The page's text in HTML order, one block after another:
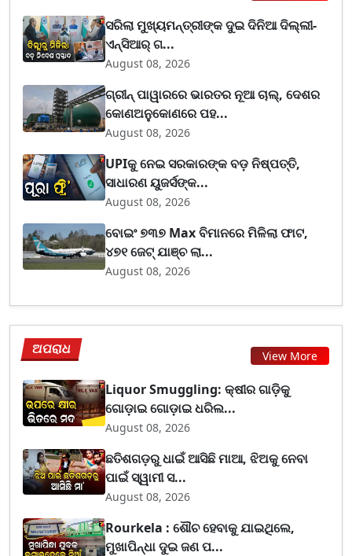
ସରିଲା ମୁଖ୍ୟମନ୍ତ୍ରୀଙ୍କ ଦୁଇ ଦିନିଆ ଦିଲ୍ଲୀ-
ଏନ୍‌ସିଆର୍ ଗ...
August 08, 2026
ଗ୍ରୀନ୍ ପାୱାରରେ ଭାରତର ନୂଆ ଚାଲ୍, ଦେଶର
କୋଣଅନୁକୋଣରେ ପହ...
August 08, 2026
UPIକୁ ନେଇ ସରକାରଙ୍କ ବଡ଼ ନିଷ୍ପତ୍ତି,
ସାଧାରଣ ୟୁଜର୍ସଙ୍କ...
August 08, 2026
ବୋଇଂ ୭୩୭ Max ବିମାନରେ ମିଳିଲା ଫାଟ,
୪୭୧ ଜେଟ୍ ଯାଞ୍ଚ ଲା...
August 08, 2026
ଅପରାଧ View More
Liquor Smuggling: କ୍ଷୀର ଗାଡ଼ିକୁ
ଗୋଡ଼ାଇ ଗୋଡ଼ାଇ ଧରିଲ...
August 08, 2026
ଛତିଶଗଡ଼ରୁ ଧାଇଁ ଆସିଛି ମାଆ, ଝିଅକୁ ନେବା
ପାଇଁ ସ୍ୱାମୀ ସ...
August 08, 2026
Rourkela : ଶୌଚ ହେବାକୁ ଯାଇଥିଲେ,
ମୁଖାପିନ୍ଧା ଦୁଇ ଜଣ ପ...